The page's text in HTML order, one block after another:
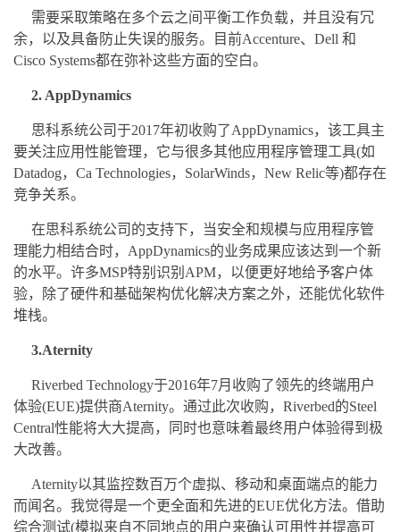
需要采取策略在多个云之间平衡工作负载，并且没有冗
余，以及具备防止失误的服务。目前Accenture、Dell 和
Cisco Systems都在弥补这些方面的空白。
2. AppDynamics
思科系统公司于2017年初收购了AppDynamics，该工具主
要关注应用性能管理，它与很多其他应用程序管理工具(如
Datadog，Ca Technologies，SolarWinds，New Relic等)都存在
竞争关系。
在思科系统公司的支持下，当安全和规模与应用程序管
理能力相结合时，AppDynamics的业务成果应该达到一个新
的水平。许多MSP特别识别APM，以便更好地给予客户体
验，除了硬件和基础架构优化解决方案之外，还能优化软件
堆栈。
3.Aternity
Riverbed Technology于2016年7月收购了领先的终端用户
体验(EUE)提供商Aternity。通过此次收购，Riverbed的Steel
Central性能将大大提高，同时也意味着最终用户体验得到极
大改善。
Aternity以其监控数百万个虚拟、移动和桌面端点的能力
而闻名。我觉得是一个更全面和先进的EUE优化方法。借助
综合测试(模拟来自不同地点的用户来确认可用性并提高可